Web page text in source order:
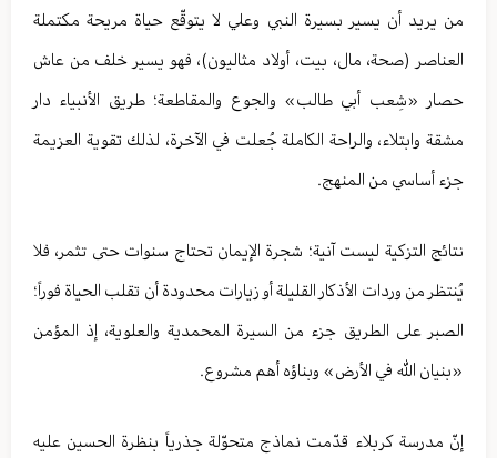
من يريد أن يسير بسيرة النبي وعلي لا يتوقّع حياة مريحة مكتملة
العناصر (صحة، مال، بيت، أولاد مثاليون)، فهو يسير خلف من عاش
حصار «شِعب أبي طالب» والجوع والمقاطعة؛ طريق الأنبياء دار
مشقة وابتلاء، والراحة الكاملة جُعلت في الآخرة، لذلك تقوية العزيمة
جزء أساسي من المنهج.
نتائج التزكية ليست آنية؛ شجرة الإيمان تحتاج سنوات حتى تثمر، فلا
يُنتظر من وردات الأذكار القليلة أو زيارات محدودة أن تقلب الحياة فوراً؛
الصبر على الطريق جزء من السيرة المحمدية والعلوية، إذ المؤمن
«بنيان الله في الأرض» وبناؤه أهم مشروع.
إنّ مدرسة كربلاء قدّمت نماذج متحوّلة جذرياً بنظرة الحسين عليه